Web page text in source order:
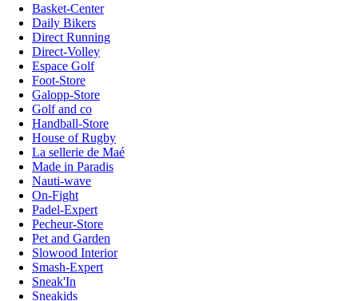
Basket-Center
Daily Bikers
Direct Running
Direct-Volley
Espace Golf
Foot-Store
Galopp-Store
Golf and co
Handball-Store
House of Rugby
La sellerie de Maé
Made in Paradis
Nauti-wave
On-Fight
Padel-Expert
Pecheur-Store
Pet and Garden
Slowood Interior
Smash-Expert
Sneak'In
Sneakids